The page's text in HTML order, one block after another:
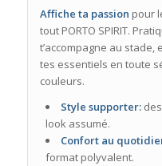
Affiche ta passion pour
tout PORTO SPIRIT.
t’accompagne au stade,
tes essentiels en toute
couleurs.
Style supporter:
look assumé.
Confort au
format polyvalent.